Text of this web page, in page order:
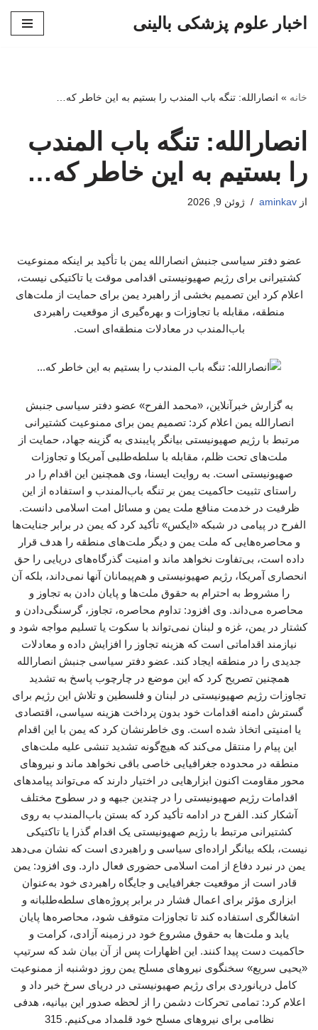
اخبار علوم پزشکی بالینی
خانه » انصارالله: تنگه باب المندب را بستیم به این خاطر که…
انصارالله: تنگه باب المندب
را بستیم به این خاطر که…
از aminkav ژوئن 9, 2026
عضو دفتر سیاسی جنبش انصارالله یمن با تأکید بر اینکه ممنوعیت
کشتیرانی برای رژیم صهیونیستی اقدامی موقت یا تاکتیکی نیست،
اعلام کرد این تصمیم بخشی از راهبرد یمن برای حمایت از ملت‌های
منطقه، مقابله با تجاوزات و بهره‌گیری از موقعیت راهبردی
باب‌المندب در معادلات منطقه‌ای است.
به گزارش خبرآنلاین، «محمد الفرح» عضو دفتر سیاسی جنبش
انصارالله یمن اعلام کرد: تصمیم یمن برای ممنوعیت کشتیرانی
مرتبط با رژیم صهیونیستی بیانگر پایبندی به گزینه جهاد، حمایت از
ملت‌های تحت ظلم، مقابله با سلطه‌طلبی آمریکا و تجاوزات
صهیونیستی است. به روایت ایسنا، وی همچنین این اقدام را در
راستای تثبیت حاکمیت یمن بر تنگه باب‌المندب و استفاده از این
ظرفیت در خدمت منافع ملت یمن و مسائل امت اسلامی دانست.
الفرح در پیامی در شبکه «ایکس» تأکید کرد که یمن در برابر جنایت‌ها
و محاصره‌هایی که ملت یمن و دیگر ملت‌های منطقه را هدف قرار
داده است، بی‌تفاوت نخواهد ماند و امنیت گذرگاه‌های دریایی را حق
انحصاری آمریکا، رژیم صهیونیستی و هم‌پیمانان آنها نمی‌داند، بلکه آن
را مشروط به احترام به حقوق ملت‌ها و پایان دادن به تجاوز و
محاصره می‌داند. وی افزود: تداوم محاصره، تجاوز، گرسنگی‌دادن و
کشتار در یمن، غزه و لبنان نمی‌تواند با سکوت یا تسلیم مواجه شود و
نیازمند اقداماتی است که هزینه تجاوز را افزایش داده و معادلات
جدیدی را در منطقه ایجاد کند. عضو دفتر سیاسی جنبش انصارالله
همچنین تصریح کرد که این موضع در چارچوب پاسخ به تشدید
تجاوزات رژیم صهیونیستی در لبنان و فلسطین و تلاش این رژیم برای
گسترش دامنه اقدامات خود بدون پرداخت هزینه سیاسی، اقتصادی
یا امنیتی اتخاذ شده است. وی خاطرنشان کرد که یمن با این اقدام
این پیام را منتقل می‌کند که هیچ‌گونه تشدید تنشی علیه ملت‌های
منطقه در محدوده جغرافیایی خاصی باقی نخواهد ماند و نیروهای
محور مقاومت اکنون ابزارهایی در اختیار دارند که می‌تواند پیامدهای
اقدامات رژیم صهیونیستی را در چندین جبهه و در سطوح مختلف
آشکار کند. الفرح در ادامه تأکید کرد که بستن باب‌المندب به روی
کشتیرانی مرتبط با رژیم صهیونیستی یک اقدام گذرا یا تاکتیکی
نیست، بلکه بیانگر اراده‌ای سیاسی و راهبردی است که نشان می‌دهد
یمن در نبرد دفاع از امت اسلامی حضوری فعال دارد. وی افزود: یمن
قادر است از موقعیت جغرافیایی و جایگاه راهبردی خود به‌عنوان
ابزاری مؤثر برای اعمال فشار در برابر پروژه‌های سلطه‌طلبانه و
اشغالگری استفاده کند تا تجاوزات متوقف شود، محاصره‌ها پایان
یابد و ملت‌ها به حقوق مشروع خود در زمینه آزادی، کرامت و
حاکمیت دست پیدا کنند. این اظهارات پس از آن بیان شد که سرتیپ
«یحیی سریع» سخنگوی نیروهای مسلح یمن روز دوشنبه از ممنوعیت
کامل دریانوردی برای رژیم صهیونیستی در دریای سرخ خبر داد و
اعلام کرد: تمامی تحرکات دشمن را از لحظه صدور این بیانیه، هدفی
نظامی برای نیروهای مسلح خود قلمداد می‌کنیم. 315